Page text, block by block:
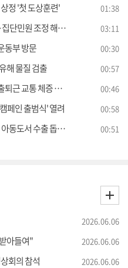
정 '첫 도상훈련' 01:38
결 실마리 [정책현장+] 03:11
동부 방문 00:30
해 물질 검출 00:57
체증 해소 나선다 00:46
페인 출범식' 열려 00:58
도서 수출 돕는다 00:51
2026.06.06
아들여" 2026.06.06
회의 참석 2026.06.06